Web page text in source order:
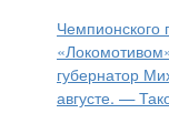
Чемпионского
губернатор
августе. —